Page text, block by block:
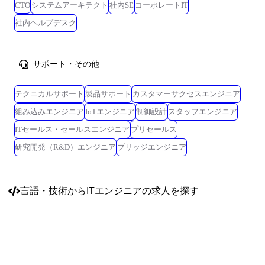
CTO システムアーキテクト 社内SE コーポレートIT
社内ヘルプデスク
サポート・その他
テクニカルサポート 製品サポート カスタマーサクセスエンジニア
組み込みエンジニア IoTエンジニア 制御設計 スタッフエンジニア
ITセールス・セールスエンジニア プリセールス
研究開発（R&D）エンジニア ブリッジエンジニア
言語・技術からITエンジニアの求人を探す